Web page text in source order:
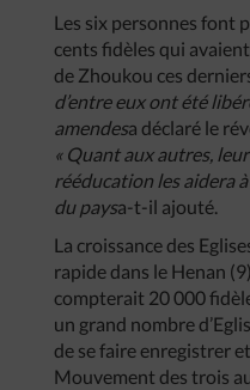
Les six personnes font
cents fidèles qui
de Zhoukou ces
d’entre eux ont été
amendesa déclaré le
« Quant aux autres,
rééducation les aidera
du paysa-t-il ajouté.
La croissance des
rapide dans le Henan
compterait 20 000
un grand nombre
de se faire enregistrer
Mouvement des trois